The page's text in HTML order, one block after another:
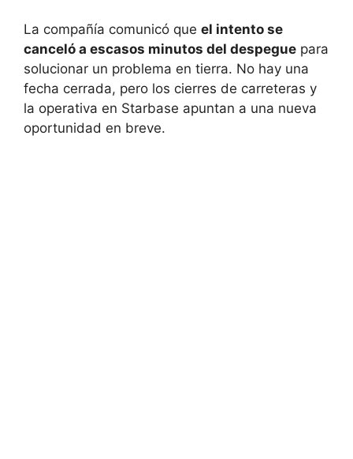
La compañía comunicó que el intento se
canceló a escasos minutos del despegue para
solucionar un problema en tierra. No hay una
fecha cerrada, pero los cierres de carreteras y
la operativa en Starbase apuntan a una nueva
oportunidad en breve.